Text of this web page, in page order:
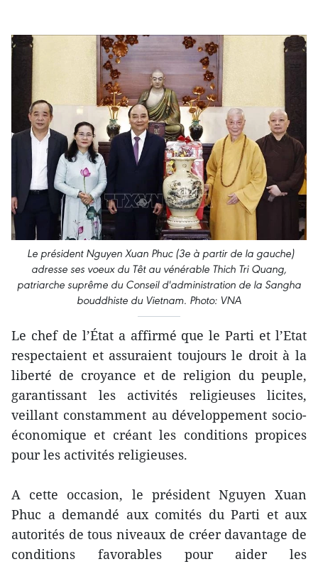
Le président Nguyen Xuan Phuc (3e à partir de la gauche)
adresse ses voeux du Têt au vénérable Thich Tri Quang,
patriarche suprême du Conseil d'administration de la Sangha
bouddhiste du Vietnam. Photo: VNA
Le chef de l’État a affirmé que le Parti et l’Etat
respectaient et assuraient toujours le droit à la
liberté de croyance et de religion du peuple,
garantissant les activités religieuses licites,
veillant constamment au développement socio-
économique et créant les conditions propices
pour les activités religieuses.
A cette occasion, le président Nguyen Xuan
Phuc a demandé aux comités du Parti et aux
autorités de tous niveaux de créer davantage de
conditions favorables pour aider les